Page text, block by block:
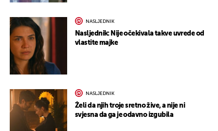
NASLJEDNIK
Nasljednik: Nije očekivala takve uvrede od
vlastite majke
NASLJEDNIK
Želi da njih troje sretno žive, a nije ni
svjesna da ga je odavno izgubila